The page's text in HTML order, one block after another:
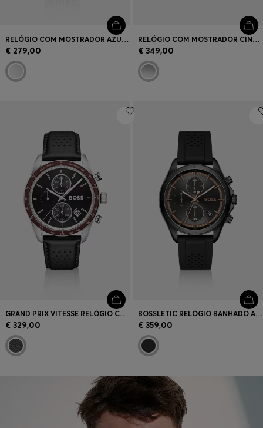
RELÓGIO COM MOSTRADOR AZUL E BRACELETE DE MALHA
€ 279,00
RELÓGIO COM MOSTRADOR CINZENTO E BRACELETE DE ELOS MÚTIPLOS
€ 349,00
GRAND PRIX VITESSE RELÓGIO COM MOSTRADOR PRETO E PULSEIRA PERFURADA
€ 329,00
BOSSLETIC RELÓGIO BANHADO A PRETO COM PULSEIRA DE SILICONE PERFURADA
€ 359,00